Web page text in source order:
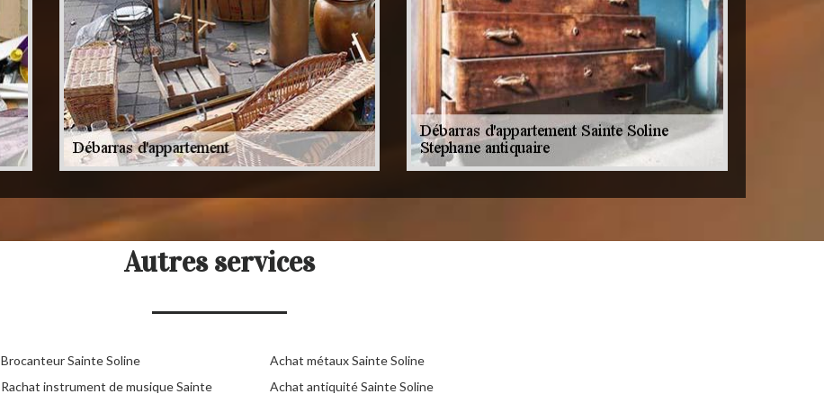
Autres services
Brocanteur Sainte Soline
Rachat instrument de musique Sainte
Achat métaux Sainte Soline
Achat antiquité Sainte Soline